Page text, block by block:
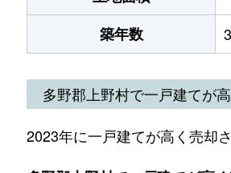
築年数
多野郡上野村で一戸建てが
2023年に一戸建てが高く売却